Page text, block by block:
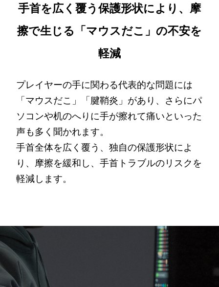
手首を広く覆う保護形状により、摩
擦で生じる「マウスだこ」の不安を
軽減
プレイヤーの手に関わる代表的な問題には
「マウスだこ」「腱鞘炎」があり、さらにパ
ソコンや机のへりに手が擦れて痛いといった
声も多く聞かれます。
手首全体を広く覆う、独自の保護形状によ
り、摩擦を緩和し、手首トラブルのリスクを
軽減します。